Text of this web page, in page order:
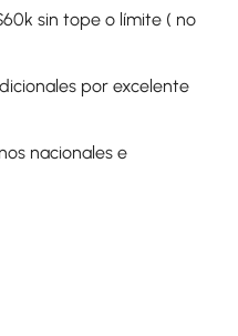
sin tope o límite ( no
por excelente
nacionales e